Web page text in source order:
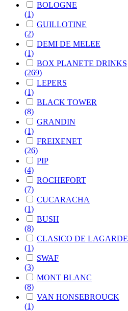
BOLOGNE
(1)
GUILLOTINE
(2)
DEMI DE MELEE
(1)
BOX PLANETE DRINKS
(269)
LEPERS
(1)
BLACK TOWER
(8)
GRANDIN
(1)
FREIXENET
(26)
PIP
(4)
ROCHEFORT
(7)
CUCARACHA
(1)
BUSH
(8)
CLASICO DE LAGARDE
(1)
SWAF
(3)
MONT BLANC
(8)
VAN HONSEBROUCK
(1)